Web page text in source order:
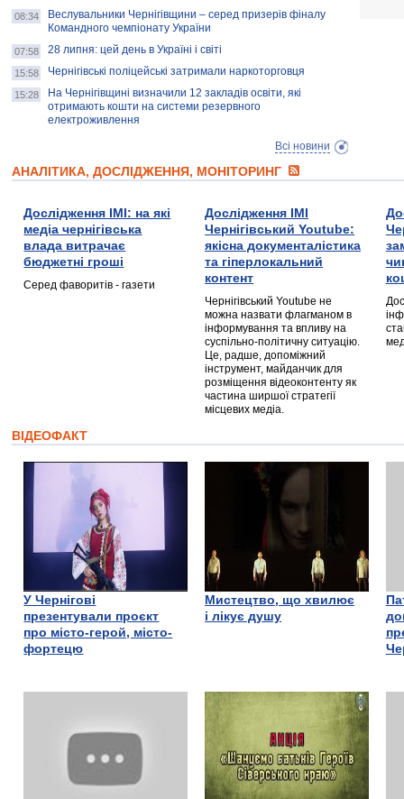
08:34
Веслувальники Чернігівщини – серед призерів фіналу
Командного чемпіонату України
07:58 28 липня: цей день в Україні і світі
15:58 Чернігівські поліцейські затримали наркоторговця
15:28
На Чернігівщині визначили 12 закладів освіти, які
отримають кошти на системи резервного
електроживлення
Всі новини
АНАЛІТИКА, ДОСЛІДЖЕННЯ, МОНІТОРИНГ
Дослідження ІМІ: на які
медіа чернігівська
влада витрачає
бюджетні гроші
Серед фаворитів - газети
Дослідження ІМІ
Чернігівський Youtube:
якісна документалістика
та гіперлокальний
контент
Чернігівський Youtube не
можна назвати флагманом в
інформування та впливу на
суспільно-політичну ситуацію.
Це, радше, допоміжний
інструмент, майданчик для
розміщення відеоконтенту як
частина ширшої стратегії
місцевих медіа.
ВІДЕОФАКТ
У Чернігові
презентували проєкт
про місто-герой, місто-
фортецю
Мистецтво, що хвилює
і лікує душу